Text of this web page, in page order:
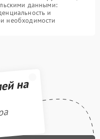
данными:
и
необходимости
на